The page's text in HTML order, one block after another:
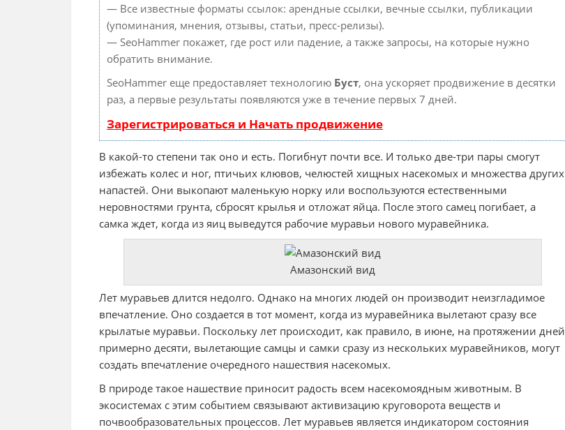
— Все известные форматы ссылок: арендные ссылки, вечные ссылки, публикации
(упоминания, мнения, отзывы, статьи, пресс-релизы).
— SeoHammer покажет, где рост или падение, а также запросы, на которые нужно
обратить внимание.
SeoHammer еще предоставляет технологию Буст, она ускоряет продвижение в десятки
раз, а первые результаты появляются уже в течение первых 7 дней.
Зарегистрироваться и Начать продвижение
В какой-то степени так оно и есть. Погибнут почти все. И только две-три пары смогут
избежать колес и ног, птичьих клювов, челюстей хищных насекомых и множества других
напастей. Они выкопают маленькую норку или воспользуются естественными
неровностями грунта, сбросят крылья и отложат яйца. После этого самец погибает, а
самка ждет, когда из яиц выведутся рабочие муравьи нового муравейника.
Амазонский вид
Лет муравьев длится недолго. Однако на многих людей он производит неизгладимое
впечатление. Оно создается в тот момент, когда из муравейника вылетают сразу все
крылатые муравьи. Поскольку лет происходит, как правило, в июне, на протяжении дней
примерно десяти, вылетающие самцы и самки сразу из нескольких муравейников, могут
создать впечатление очередного нашествия насекомых.
В природе такое нашествие приносит радость всем насекомоядным животным. В
экосистемах с этим событием связывают активизацию круговорота веществ и
почвообразовательных процессов. Лет муравьев является индикатором состояния